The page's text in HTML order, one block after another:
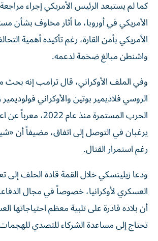
كما لم يستبعد الرئيس الأمريكي إجراء
الأمريكي في أوروبا، ما أثار مخاوف بشأن
الأمريكي بأمن القارة، رغم تأكيده أهمية
واشنطن مبالغ ضخمة لدعمه.
وفي الملف الأوكراني، قال ترامب إنه بحث
الروسي فلاديمير بوتين والأوكراني
الحرب المستمرة منذ
يرغبان في التوصل إلى اتفاق، مضيفاً أن
رغم استمرار القتال.
ودعا زيلينسكي خلال القمة قادة الحلف إلى
العسكري لأوكرانيا، خصوصاً في مجال
أن بلاده قادرة على تلبية معظم احتياجاتها
تحتاج إلى مساعدة الشركاء للتصدي